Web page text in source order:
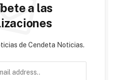
a las
de Cendeta Noticias.